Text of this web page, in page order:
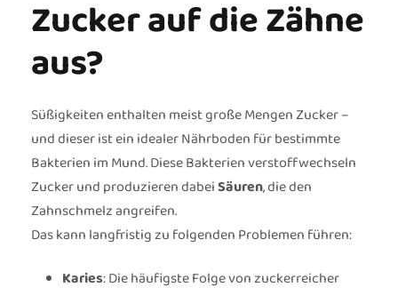
Zucker auf die Zähne
aus?
Süßigkeiten enthalten meist große Mengen Zucker –
und dieser ist ein idealer Nährboden für bestimmte
Bakterien im Mund. Diese Bakterien verstoffwechseln
Zucker und produzieren dabeiSäuren, die den
Zahnschmelz angreifen.
Das kann langfristig zu folgenden Problemen führen:
Karies: Die häufigste Folge von zuckerreicher